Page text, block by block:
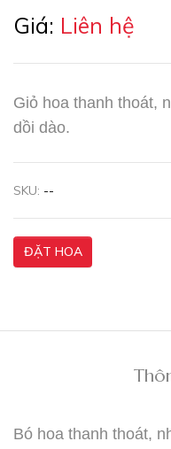
Giá: Liên hệ
Giỏ hoa thanh thoát,
dồi dào.
SKU: --
ĐẶT HOA
Bó hoa thanh thoát,